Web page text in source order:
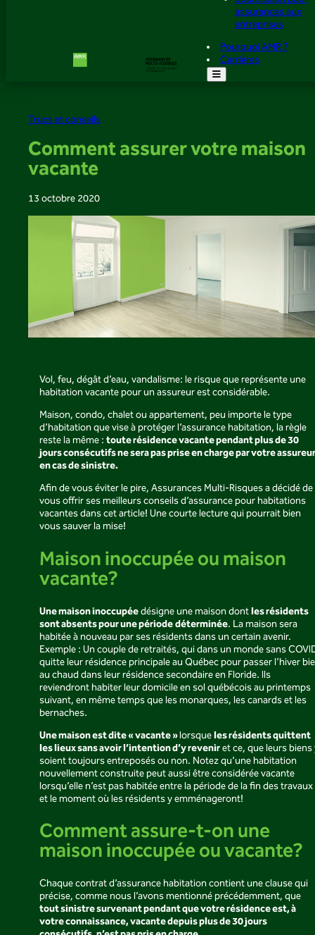
assurances aux
entreprises
Pourquoi AMR ?
Carrières
Trucs et conseils
Comment assurer votre maison
vacante
13 octobre 2020
Vol, feu, dégât d’eau, vandalisme: le risque que représente une
habitation vacante pour un assureur est considérable.
Maison, condo, chalet ou appartement, peu importe le type
d’habitation que vise à protéger l’assurance habitation, la règle
reste la même : toute résidence vacante pendant plus de 30
jours consécutifs ne sera pas prise en charge par votre assureur
en cas de sinistre.
Afin de vous éviter le pire, Assurances Multi-Risques a décidé de
vous offrir ses meilleurs conseils d’assurance pour habitations
vacantes dans cet article! Une courte lecture qui pourrait bien
vous sauver la mise!
Maison inoccupée ou maison
vacante?
Une maisoninoccupéedésigne une maison dontles résidents
sont absents pour une périodedéterminée. La maison sera
habitée à nouveau par ses résidents dans un certain avenir.
Exemple : Un couple de retraités, qui dans un monde sans
quitte leur résidence principale au Québec pour passer l’hiver
au chaud dans leur résidence secondaire en Floride. Ils
reviendront habiter leur domicile en sol québécois au printemps
suivant, en même temps que les monarques, les canards et les
bernaches.
Une maison est dite « vacante »lorsqueles résidents quittent
les lieux sans avoir l’intention d’y reveniret ce, que leurs biens
soient toujours entreposés ou non. Notez qu’une habitation
nouvellement construite peut aussi être considérée vacante
lorsqu’elle n’est pas habitée entre la période de la fin des travaux
et le moment où les résidents y emménageront!
Comment assure-t-on une
maison inoccupée ou vacante?
Chaque contrat d’assurance habitation contient une clause qui
précise, comme nous l’avons mentionné précédemment, que
tout sinistre survenant pendant que votre résidence est, à
votre connaissance, vacante depuis plus de 30 jours